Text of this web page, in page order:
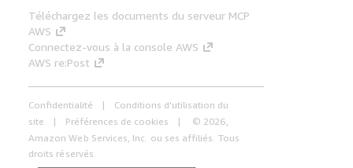
Téléchargez les documents du serveur MCP
AWS
Connectez-vous à la console AWS
AWS re:Post
Confidentialité
Conditions d'utilisation du
site
Préférences de cookies
© 2026,
Amazon Web Services, Inc. ou ses affiliés. Tous
droits réservés.